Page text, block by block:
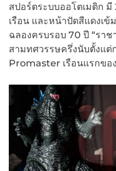
สปอร์ตระบบออโตเมติก มี
เรือน และหน้าปัดสีแดงเข้
ฉลองครบรอบ 70 ปี “ราช
สามทศวรรษครึ่งนับตั้งแต่
Promaster เรือนแรกขอ